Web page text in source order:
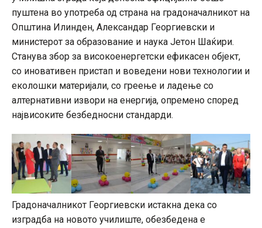
пуштена во употреба од страна на градоначалникот на
Општина Илинден, Александар Георгиевски и
министерот за образование и наука Јетон Шаќири.
Станува збор за високоенергетски ефикасен објект,
со иновативен пристап и воведени нови технологии и
еколошки материјали, со греење и ладење со
алтернативни извори на енергија, опремено според
највисоките безбедносни стандарди.
Градоначалникот Георгиевски истакна дека со
изградба на новото училиште, обезбедена е